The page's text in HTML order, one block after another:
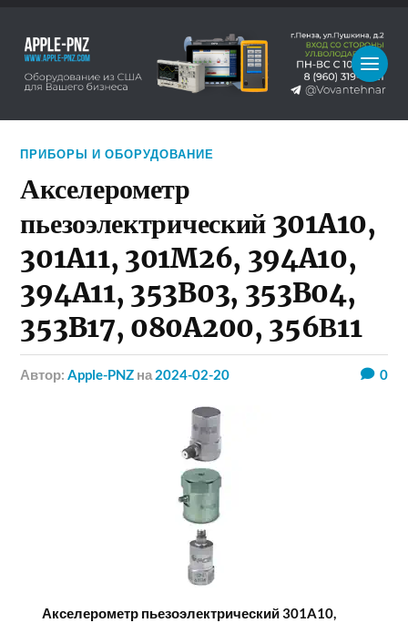
ПРИБОРЫ И ОБОРУДОВАНИЕ
Акселерометр
пьезоэлектрический 301A10,
301A11, 301M26, 394A10,
394A11, 353B03, 353B04,
353B17, 080A200, 356В11
Автор:Apple-PNZ на 2024-02-20 0
Акселерометр пьезоэлектрический 301A10,